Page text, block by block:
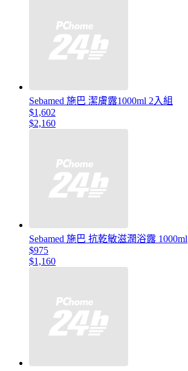
Sebamed 施巴 潔膚露1000ml 2入組
$1,602
$2,160
Sebamed 施巴 抗乾敏滋潤浴露 1000ml
$975
$1,160